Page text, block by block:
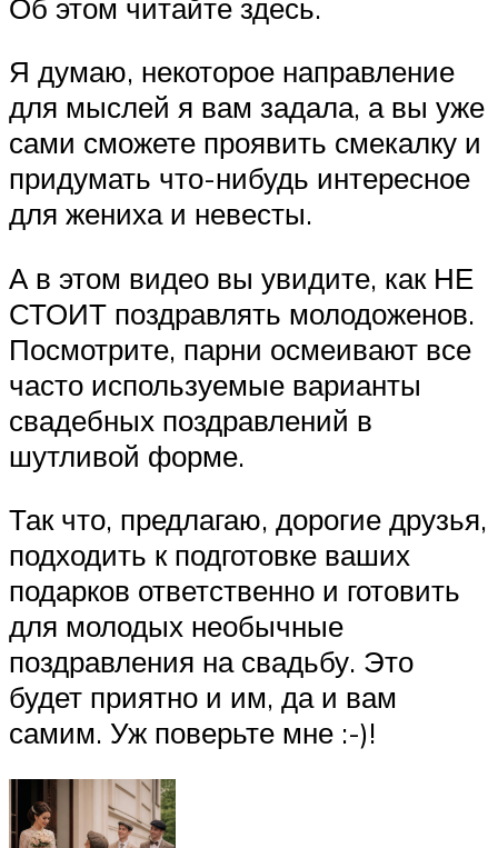
Об этом читайте здесь.
Я думаю, некоторое направление
для мыслей я вам задала, а вы уже
сами сможете проявить смекалку и
придумать что-нибудь интересное
для жениха и невесты.
А в этом видео вы увидите, как НЕ
СТОИТ поздравлять молодоженов.
Посмотрите, парни осмеивают все
часто используемые варианты
свадебных поздравлений в
шутливой форме.
Так что, предлагаю, дорогие друзья,
подходить к подготовке ваших
подарков ответственно и готовить
для молодых необычные
поздравления на свадьбу. Это
будет приятно и им, да и вам
самим. Уж поверьте мне :-)!